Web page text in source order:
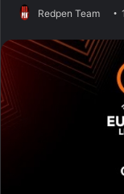
Redpen Team